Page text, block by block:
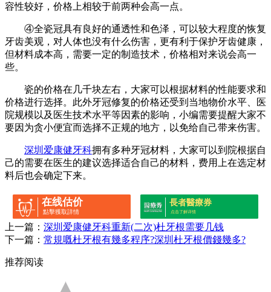
容性较好，价格上相较于前两种会高一点。
④全瓷冠具有良好的通透性和色泽，可以较大程度的恢复
牙齿美观，对人体也没有什么伤害，更有利于保护牙齿健康，
但材料成本高，需要一定的制造技术，价格相对来说会高一
些。
瓷的价格在几千块左右，大家可以根据材料的性能要求和
价格进行选择。此外牙冠修复的价格还受到当地物价水平、医
院规模以及医生技术水平等因素的影响，小编需要提醒大家不
要因为贪小便宜而选择不正规的地方，以免给自己带来伤害。
深圳爱康健牙科拥有多种牙冠材料，大家可以到院根据自
己的需要在医生的建议选择适合自己的材料，费用上在选定材
料后也会确定下来。
在线估价
點擊獲取詳情
長者醫療券
点击了解详情
上一篇： 深圳爱康健牙科重新(二次)杜牙根需要几钱
下一篇： 常規嘅杜牙根有幾多程序?深圳杜牙根價錢幾多?
推荐阅读